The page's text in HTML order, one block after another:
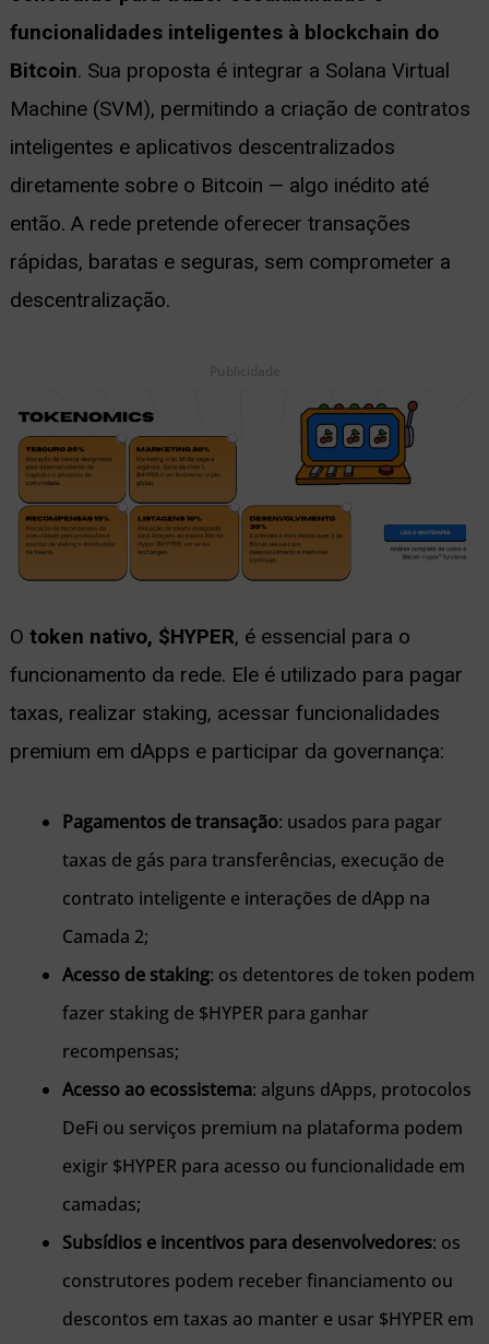
funcionalidades inteligentes à blockchain do
Bitcoin. Sua proposta é integrar a Solana Virtual
Machine (SVM), permitindo a criação de contratos
inteligentes e aplicativos descentralizados
diretamente sobre o Bitcoin — algo inédito até
então. A rede pretende oferecer transações
rápidas, baratas e seguras, sem comprometer a
descentralização.
Publicidade
O token nativo, $HYPER, é essencial para o
funcionamento da rede. Ele é utilizado para pagar
taxas, realizar staking, acessar funcionalidades
premium em dApps e participar da governança:
Pagamentos de transação: usados ​​para pagar
taxas de gás para transferências, execução de
contrato inteligente e interações de dApp na
Camada 2;
Acesso de staking: os detentores de token podem
fazer staking de $HYPER para ganhar
recompensas;
Acesso ao ecossistema: alguns dApps, protocolos
DeFi ou serviços premium na plataforma podem
exigir $HYPER para acesso ou funcionalidade em
camadas;
Subsídios e incentivos para desenvolvedores: os
construtores podem receber financiamento ou
descontos em taxas ao manter e usar $HYPER em